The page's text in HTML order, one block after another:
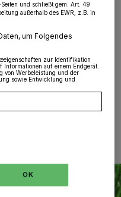
vergangenen Jahres
in der
der Grünanlage ,An
Kirche“, schreibt
Lesezeit
und schließt gem. Art. 49
außerhalb des EWR, z.B. in
um Folgendes
zur Identifikation
auf einem Endgerät.
von Werbeleistung und der
sowie Entwicklung und
OK